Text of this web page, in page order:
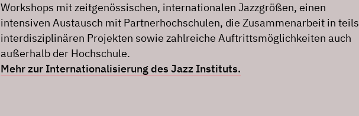
Workshops mit zeitgenössischen, internationalen Jazzgrößen, einen
intensiven Austausch mit Partnerhochschulen, die Zusammenarbeit in teils
interdisziplinären Projekten sowie zahlreiche Auftrittsmöglichkeiten auch
außerhalb der Hochschule.
Mehr zur Internationalisierung des Jazz Instituts.